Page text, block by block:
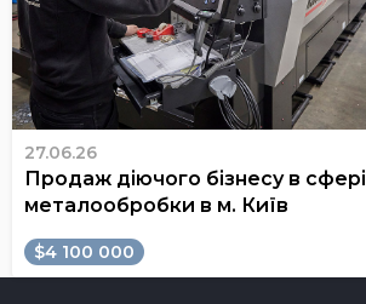
27.06.26
Продаж діючого бізнесу в сфері
металообробки в м. Київ
$4 100 000